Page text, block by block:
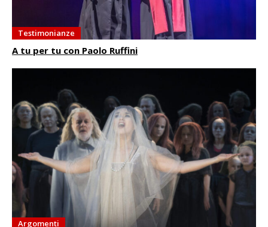
Testimonianze
A tu per tu con Paolo Ruffini
Argomenti